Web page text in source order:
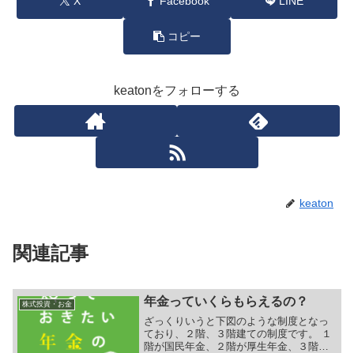
コピー
keatonをフォローする
keaton
関連記事
株式投資・お金 年金っていくらもらえるの？
ざっくりいうと下図のような制度となっ
ており、２階、３階建ての制度です。 １
階が国民年金、２階が厚生年金、３階が